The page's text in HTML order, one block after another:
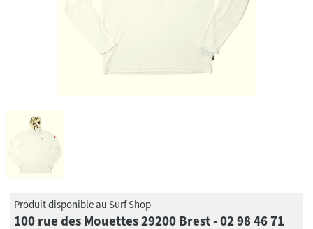
Produit disponible au Surf Shop
100 rue des Mouettes 29200 Brest - 02 98 46 71